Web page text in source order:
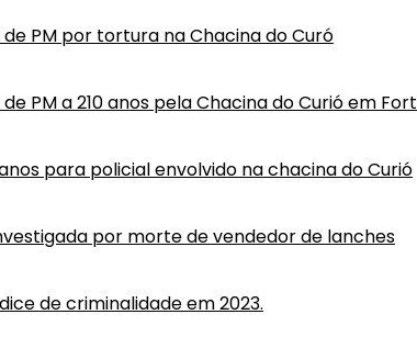
PM por tortura na Chacina do Curó
PM a 210 anos pela Chacina do Curió em
para policial envolvido na chacina do Curió
por morte de vendedor de lanches
de criminalidade em 2023.